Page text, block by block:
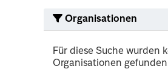
Organisationen
Für diese Suche wurden
Organisationen